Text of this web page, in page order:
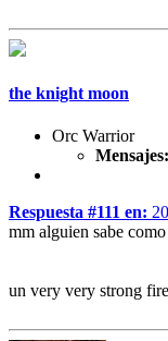
the knight moon
Orc Warrior
Mensajes:
Respuesta #111 en:
mm alguien sabe
un very very strong